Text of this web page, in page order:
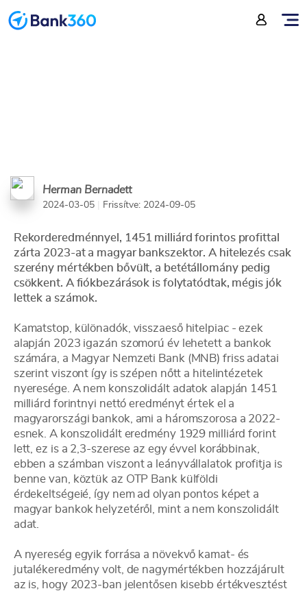
zártak a bankok
Herman Bernadett
2024-03-05 Frissítve: 2024-09-05
Rekorderedménnyel, 1451 milliárd forintos profittal
zárta 2023-at a magyar bankszektor. A hitelezés csak
szerény mértékben bővült, a betétállomány pedig
csökkent. A fiókbezárások is folytatódtak, mégis jók
lettek a számok.
Kamatstop, különadók, visszaeső hitelpiac - ezek
alapján 2023 igazán szomorú év lehetett a bankok
számára, a Magyar Nemzeti Bank (MNB) friss adatai
szerint viszont így is szépen nőtt a hitelintézetek
nyeresége. A nem konszolidált adatok alapján 1451
milliárd forintnyi nettó eredményt értek el a
magyarországi bankok, ami a háromszorosa a 2022-
esnek. A konszolidált eredmény 1929 milliárd forint
lett, ez is a 2,3-szerese az egy évvel korábbinak,
ebben a számban viszont a leányvállalatok profitja is
benne van, köztük az OTP Bank külföldi
érdekeltségeié, így nem ad olyan pontos képet a
magyar bankok helyzetéről, mint a nem konszolidált
adat.
A nyereség egyik forrása a növekvő kamat- és
jutalékeredmény volt, de nagymértékben hozzájárult
az is, hogy 2023-ban jelentősen kisebb értékvesztést